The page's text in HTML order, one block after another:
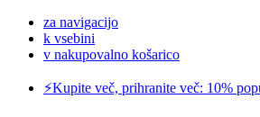
za navigacijo
k vsebini
v nakupovalno košarico
⚡️Kupite več, prihranite več: 10%